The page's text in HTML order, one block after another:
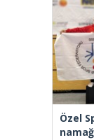
Özel